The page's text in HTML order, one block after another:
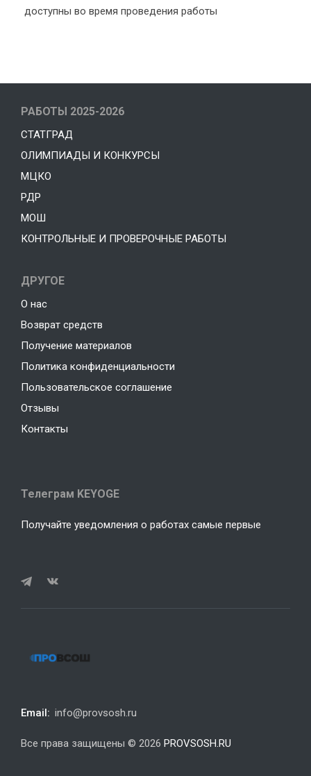
доступны во время проведения работы
РАБОТЫ 2025-2026
СТАТГРАД
ОЛИМПИАДЫ И КОНКУРСЫ
МЦКО
РДР
МОШ
КОНТРОЛЬНЫЕ И ПРОВЕРОЧНЫЕ РАБОТЫ
ДРУГОЕ
О нас
Возврат средств
Получение материалов
Политика конфиденциальности
Пользовательское соглашение
Отзывы
Контакты
Телеграм KEYOGE
Получайте уведомления о работах самые первые
Email: info@provsosh.ru
Все права защищены © 2026 PROVSOSH.RU